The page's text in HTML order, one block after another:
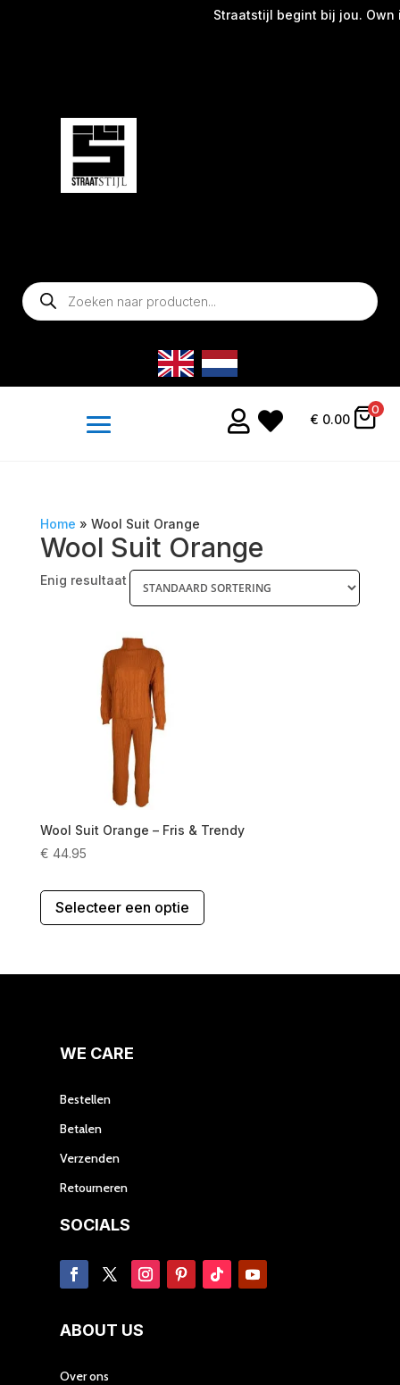
Straatstijl begint bij jou. Own
Producten
zoeken
  € 0.00
0
Home » Wool Suit Orange
Wool Suit Orange
Enig resultaat
Wool Suit Orange – Fris & Trendy
€ 44.95
Selecteer een optie
heeft
WE CARE
Bestellen
Betalen
Verzenden
Retourneren
SOCIALS
ABOUT US
Over ons